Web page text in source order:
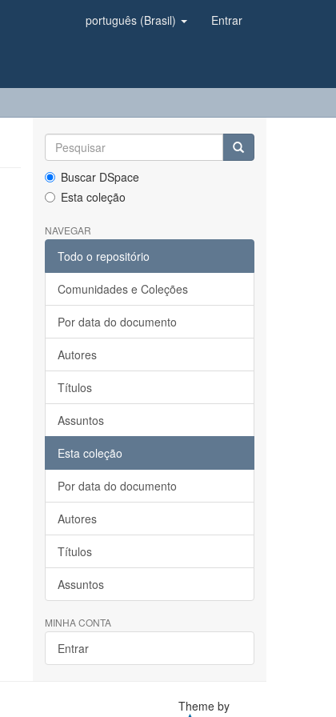
português (Brasil) Entrar
Buscar DSpace
Esta coleção
NAVEGAR
Todo o repositório
Comunidades e Coleções
Por data do documento
Autores
Títulos
Assuntos
Esta coleção
Por data do documento
Autores
Títulos
Assuntos
MINHA CONTA
Entrar
Theme by